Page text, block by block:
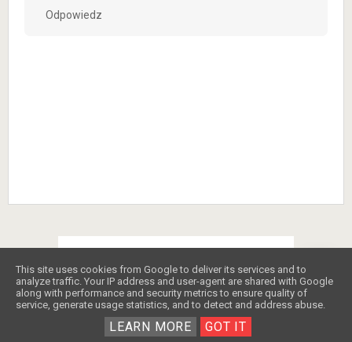
Odpowiedz
This site uses cookies from Google to deliver its services and to
analyze traffic. Your IP address and user-agent are shared with Google
along with performance and security metrics to ensure quality of
service, generate usage statistics, and to detect and address abuse.
LEARN MORE GOT IT